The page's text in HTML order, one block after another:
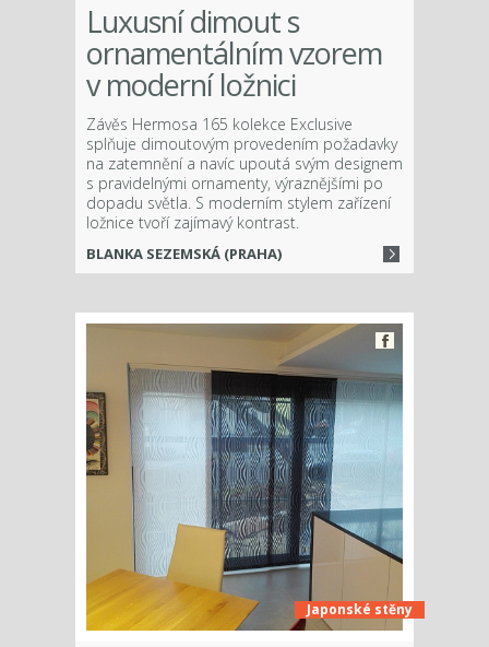
Luxusní dimout s
ornamentálním vzorem
v moderní ložnici
Závěs Hermosa 165 kolekce Exclusive
splňuje dimoutovým provedením požadavky
na zatemnění a navíc upoutá svým designem
s pravidelnými ornamenty, výraznějšími po
dopadu světla. S moderním stylem zařízení
ložnice tvoří zajímavý kontrast.
BLANKA SEZEMSKÁ (PRAHA)
Japonské stěny